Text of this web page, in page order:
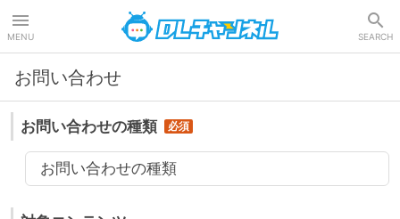
MENU SEARCH
お問い合わせ
お問い合わせの種類
お問い合わせの種類